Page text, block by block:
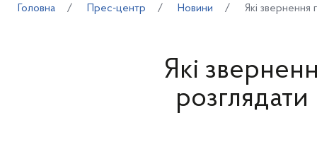
Головна Прес-центр Новини Які звернення
Які
розглядати